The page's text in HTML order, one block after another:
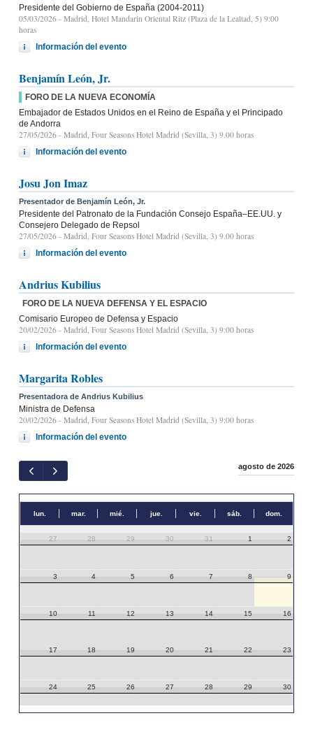
Presidente del Gobierno de España (2004-2011)
05/03/2026 - Madrid, Hotel Mandarin Oriental Ritz (Plaza de la Lealtad, 5) 9:00
horas
Información del evento
Benjamín León, Jr.
FORO DE LA NUEVA ECONOMÍA
Embajador de Estados Unidos en el Reino de España y el Principado
de Andorra
27/05/2026 - Madrid, Four Seasons Hotel Madrid (Sevilla, 3) 9.00 horas
Información del evento
Josu Jon Imaz
Presentador de Benjamín León, Jr.
Presidente del Patronato de la Fundación Consejo España–EE.UU. y
Consejero Delegado de Repsol
27/05/2026 - Madrid, Four Seasons Hotel Madrid (Sevilla, 3) 9.00 horas
Información del evento
Andrius Kubilius
FORO DE LA NUEVA DEFENSA Y EL ESPACIO
Comisario Europeo de Defensa y Espacio
20/02/2026 - Madrid, Four Seasons Hotel Madrid (Sevilla, 3) 9:00 horas
Información del evento
Margarita Robles
Presentadora de Andrius Kubilius
Ministra de Defensa
20/02/2026 - Madrid, Four Seasons Hotel Madrid (Sevilla, 3) 9:00 horas
Información del evento
agosto de 2026
lun. mar. mié. jue. vie. sáb. dom.
27 28 29 30 31 1 2
3 4 5 6 7 8 9
10 11 12 13 14 15 16
17 18 19 20 21 22 23
24 25 26 27 28 29 30